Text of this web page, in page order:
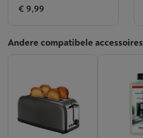
€ 9,99
Andere compatibele accessoires